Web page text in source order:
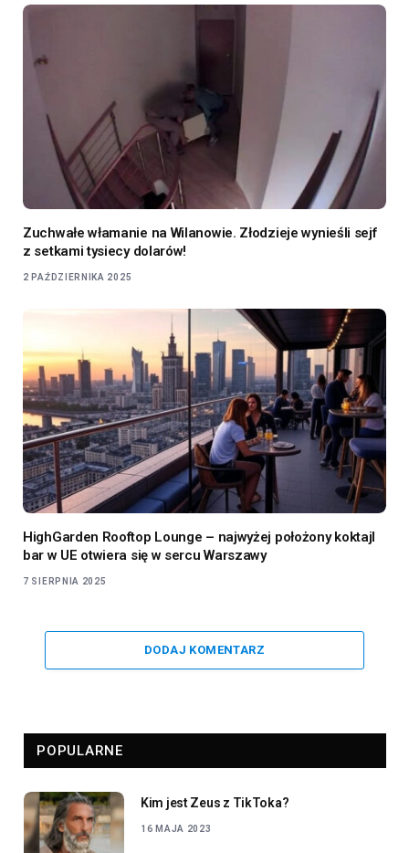
Zuchwałe włamanie na Wilanowie. Złodzieje wynieśli sejf
z setkami tysiecy dolarów!
2 PAŹDZIERNIKA 2025
HighGarden Rooftop Lounge – najwyżej położony koktajl
bar w UE otwiera się w sercu Warszawy
7 SIERPNIA 2025
DODAJ KOMENTARZ
POPULARNE
Kim jest Zeus z TikToka?
16 MAJA 2023